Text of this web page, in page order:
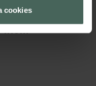
cookies
inom